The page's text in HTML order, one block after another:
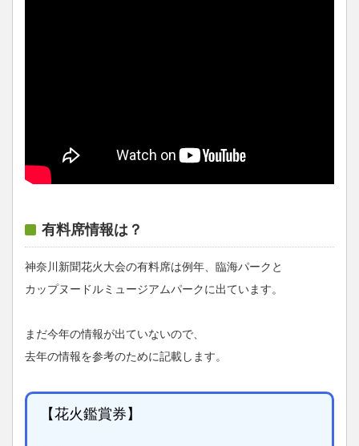
有料席情報は？
神奈川新聞花火大会の有料席は例年、臨海パークと
カップヌードルミュージアムパークに出ています。
まだ今年の情報が出ていないので、
去年の情報を参考のために記載します。
【花火鑑賞券】